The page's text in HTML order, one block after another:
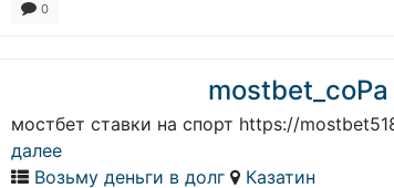
0
mostbet_coPa
мостбет ставки на спорт https://
далее
Возьму деньги в долг
Казатин